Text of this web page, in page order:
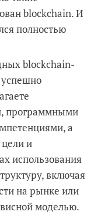
blockchain. И
полностью
blockchain-
программными
а
и
использования
включая
на рынке или
моделью.